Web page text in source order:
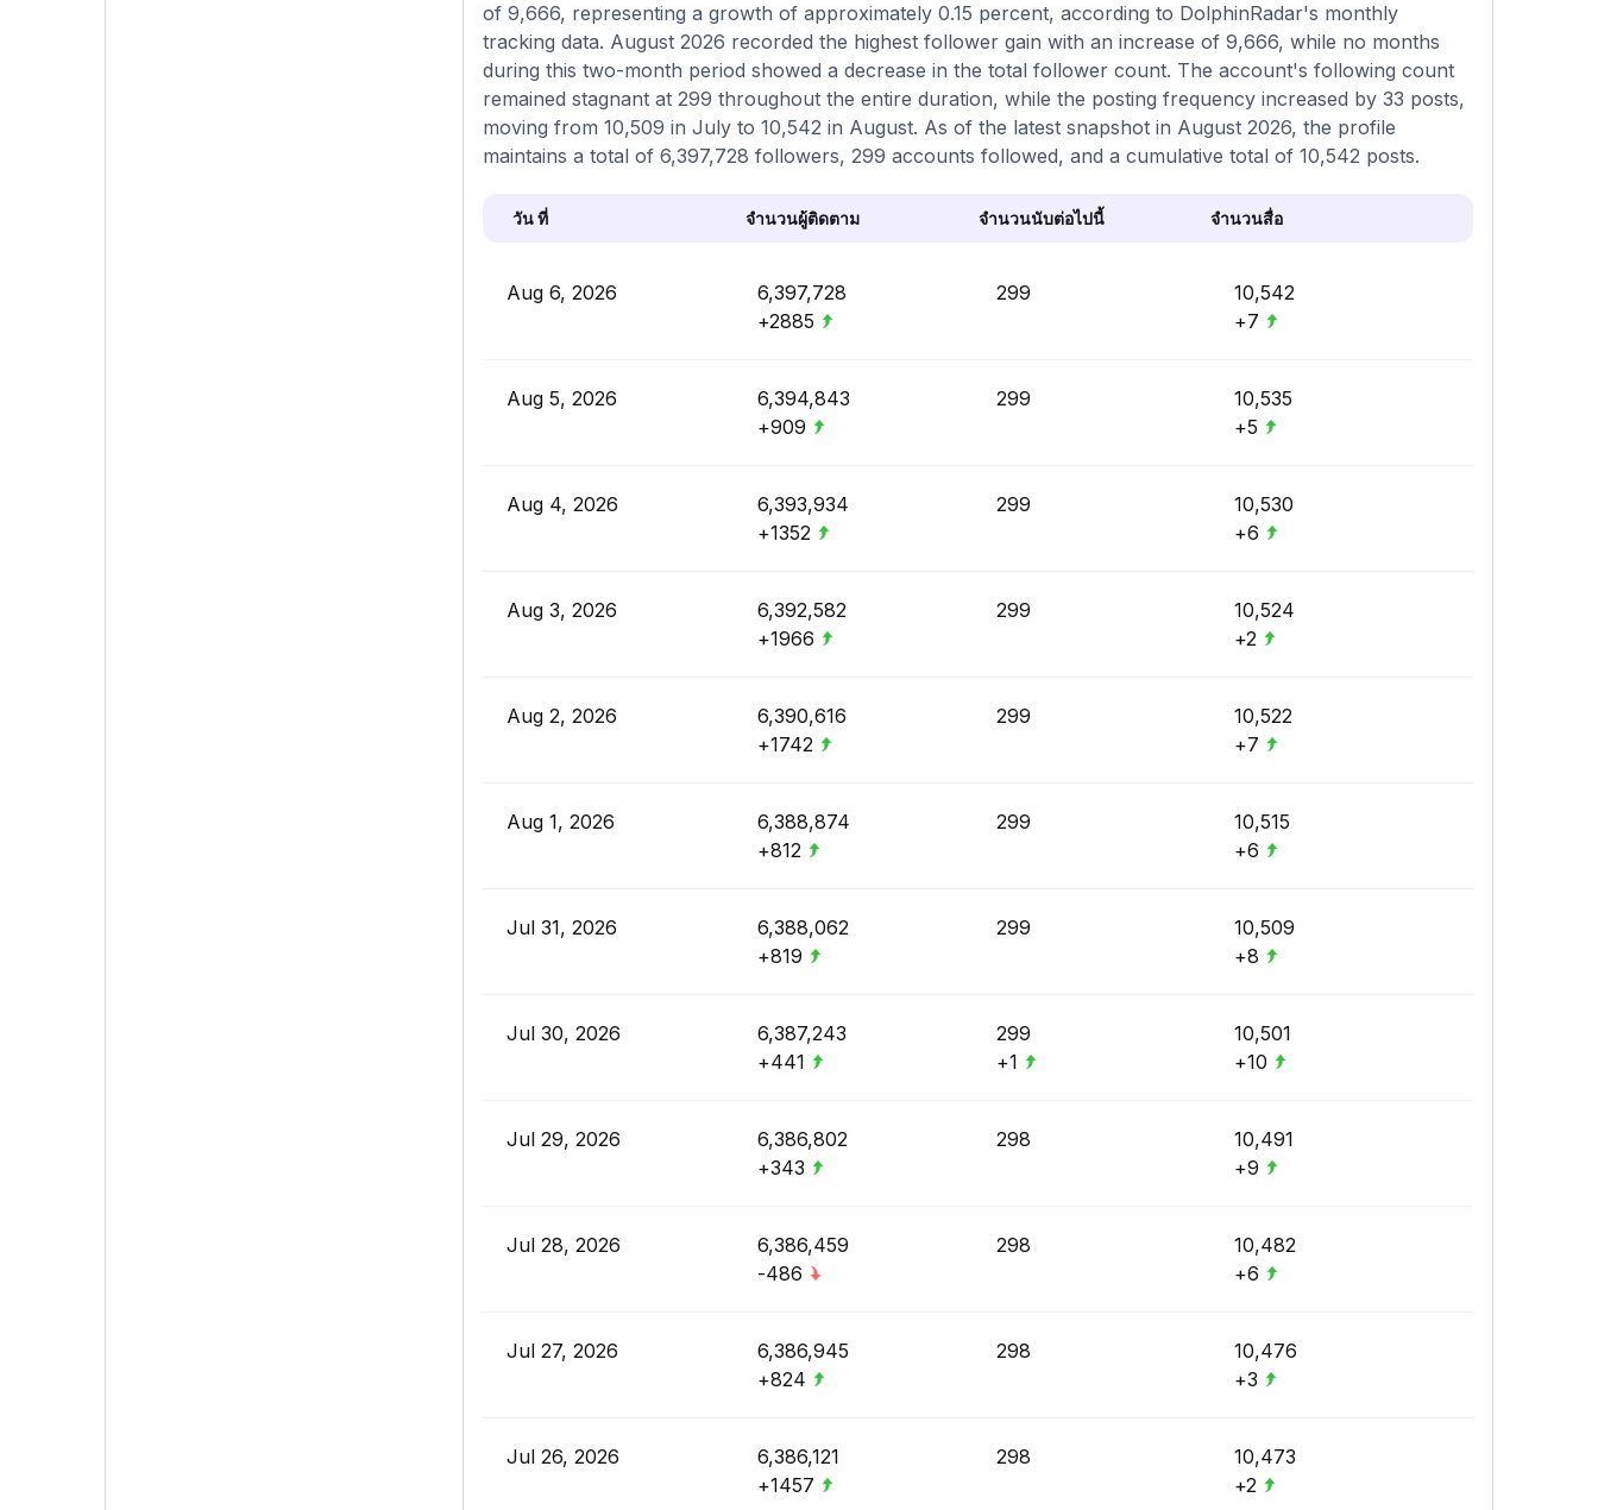
of 9,666, representing a growth of approximately 0.15 percent, according to DolphinRadar's monthly
tracking data. August 2026 recorded the highest follower gain with an increase of 9,666, while no months
during this two-month period showed a decrease in the total follower count. The account's following count
remained stagnant at 299 throughout the entire duration, while the posting frequency increased by 33 posts,
moving from 10,509 in July to 10,542 in August. As of the latest snapshot in August 2026, the profile
maintains a total of 6,397,728 followers, 299 accounts followed, and a cumulative total of 10,542 posts.
วัน ที่ จำนวนผู้ติดตาม จำนวนนับต่อไปนี้ จำนวนสื่อ
Aug 6, 2026
6,397,728
+2885
299
10,542
+7
Aug 5, 2026
6,394,843
+909
299
10,535
+5
Aug 4, 2026
6,393,934
+1352
299
10,530
+6
Aug 3, 2026
6,392,582
+1966
299
10,524
+2
Aug 2, 2026
6,390,616
+1742
299
10,522
+7
Aug 1, 2026
6,388,874
+812
299
10,515
+6
Jul 31, 2026
6,388,062
+819
299
10,509
+8
Jul 30, 2026
6,387,243
+441
299
+1
10,501
+10
Jul 29, 2026
6,386,802
+343
298
10,491
+9
Jul 28, 2026
6,386,459
-486
298
10,482
+6
Jul 27, 2026
6,386,945
+824
298
10,476
+3
Jul 26, 2026
6,386,121
+1457
298
10,473
+2